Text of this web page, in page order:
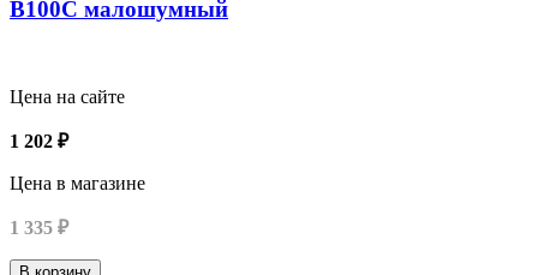
В100С малошумный
Цена на сайте
1 202 ₽
Цена в магазине
1 335 ₽